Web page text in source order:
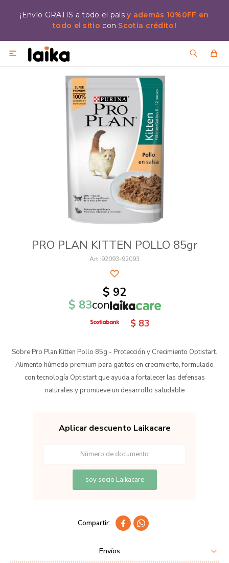
¡Envío GRATIS a todo el paísy además 10%0FF en
todo el sitio con Scotia crédito!

PRO PLAN KITTEN POLLO 85gr
92093-92093
$ 92
$ 83con
$ 83
Sobre Pro Plan Kitten Pollo 85g - Protección y Crecimiento Optistart.
Alimento húmedo premium para gatitos en crecimiento, formulado
con tecnología Optistart que ayuda a fortalecer las defensas
naturales y promueve un desarrollo saludable
Aplicar descuento Laikacare
soy socio Laikacare
 
Envíos